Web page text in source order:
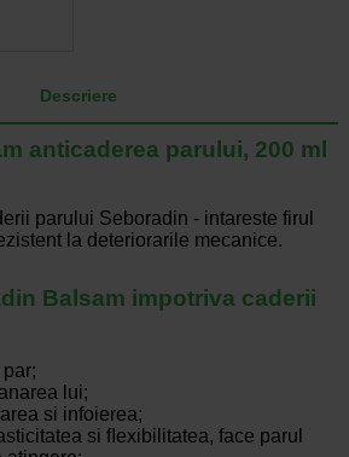
Descriere
anticaderea parului, 200 ml
parului Seboradin - intareste firul
la deteriorarile mecanice.
Balsam impotriva caderii
lui;
si infoierea;
si ﬂexibilitatea, face parul